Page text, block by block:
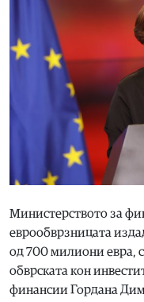
Министерството за
еврообврзницата
од 700 милиони евра,
обврската кон
финансии Гордана